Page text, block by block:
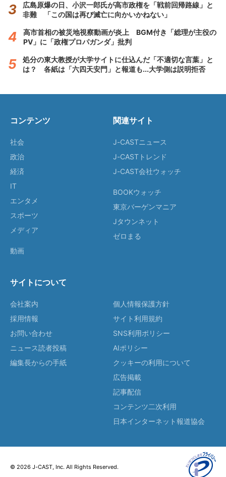
広島原爆の日、小沢一郎氏が高市政権を「戦前回帰路線」と
非難 「この国は再び滅亡に向かいかねない」
高市首相の被災地視察動画が炎上 BGM付き「総理が主役の
PV」に「政権プロパガンダ」批判
処分の東大教授が大学サイトに仕込んだ「不適切な言葉」と
は？ 各紙は「六四天安門」と報道も...大学側は説明拒否
コンテンツ
社会
政治
経済
IT
エンタメ
スポーツ
メディア
動画
関連サイト
J-CASTニュース
J-CASTトレンド
J-CAST会社ウォッチ
BOOKウォッチ
東京バーゲンマニア
Jタウンネット
ゼロまる
サイトについて
会社案内
採用情報
お問い合わせ
ニュース読者投稿
編集長からの手紙
個人情報保護方針
サイト利用規約
SNS利用ポリシー
AIポリシー
クッキーの利用について
広告掲載
記事配信
コンテンツ二次利用
日本インターネット報道協会
© 2026 J-CAST, Inc. All Rights Reserved.